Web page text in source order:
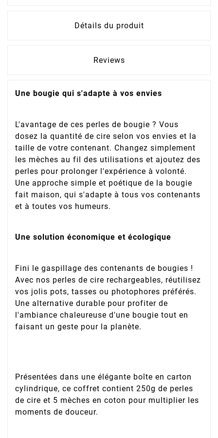
Détails du produit
Reviews
Une bougie qui s'adapte à vos envies
L'avantage de ces perles de bougie ? Vous
dosez la quantité de cire selon vos envies et la
taille de votre contenant. Changez simplement
les mèches au fil des utilisations et ajoutez des
perles pour prolonger l'expérience à volonté.
Une approche simple et poétique de la bougie
fait maison, qui s'adapte à tous vos contenants
et à toutes vos humeurs.
Une solution économique et écologique
Fini le gaspillage des contenants de bougies !
Avec nos perles de cire rechargeables, réutilisez
vos jolis pots, tasses ou photophores préférés.
Une alternative durable pour profiter de
l'ambiance chaleureuse d'une bougie tout en
faisant un geste pour la planète.
Présentées dans une élégante boîte en carton
cylindrique, ce coffret contient 250g de perles
de cire et 5 mèches en coton pour multiplier les
moments de douceur.